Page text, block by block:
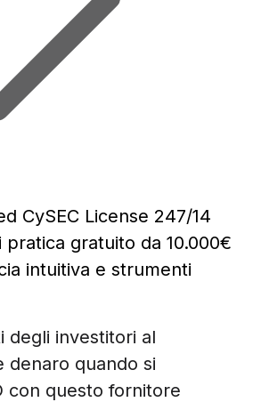
CySEC License 247/14
pratica gratuito da 10.000€
intuitiva e strumenti
degli investitori al
denaro quando si
con questo fornitore